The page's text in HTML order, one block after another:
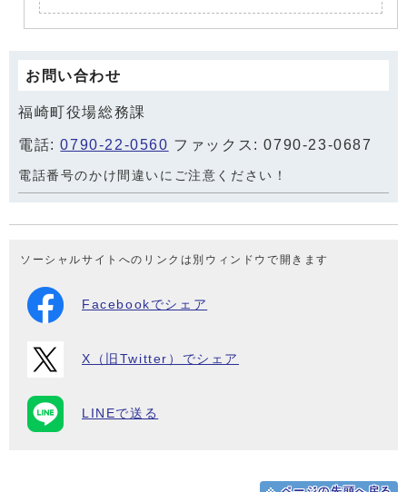
お問い合わせ
福崎町役場総務課
電話:0790-22-0560 ファックス: 0790-23-0687
電話番号のかけ間違いにご注意ください！
ソーシャルサイトへのリンクは別ウィンドウで開きます
Facebookでシェア
X（旧Twitter）でシェア
LINEで送る